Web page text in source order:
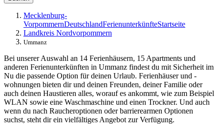
Mecklenburg-
VorpommernDeutschlandFerienunterkünfteStartseite
Landkreis Nordvorpommern
Ummanz
Bei unserer Auswahl an 14 Ferienhäusern, 15 Apartments und
anderen Ferienunterkünften in Ummanz findest du mit Sicherheit im
Nu die passende Option für deinen Urlaub. Ferienhäuser und -
wohnungen bieten dir und deinen Freunden, deiner Familie oder
auch deinen Haustieren alles, worauf es ankommt, wie zum Beispiel
WLAN sowie eine Waschmaschine und einen Trockner. Und auch
wenn du nach Raucheroptionen oder barrierearmen Optionen
suchst, steht dir ein vielfältiges Angebot zur Verfügung.